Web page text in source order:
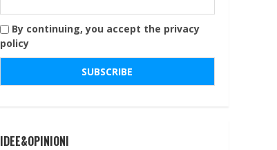
By continuing, you accept the privacy
policy
IDEE&OPINIONI